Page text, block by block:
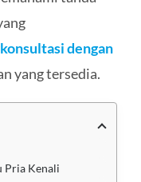
dengan
yang tersedia.
Pria Kenali